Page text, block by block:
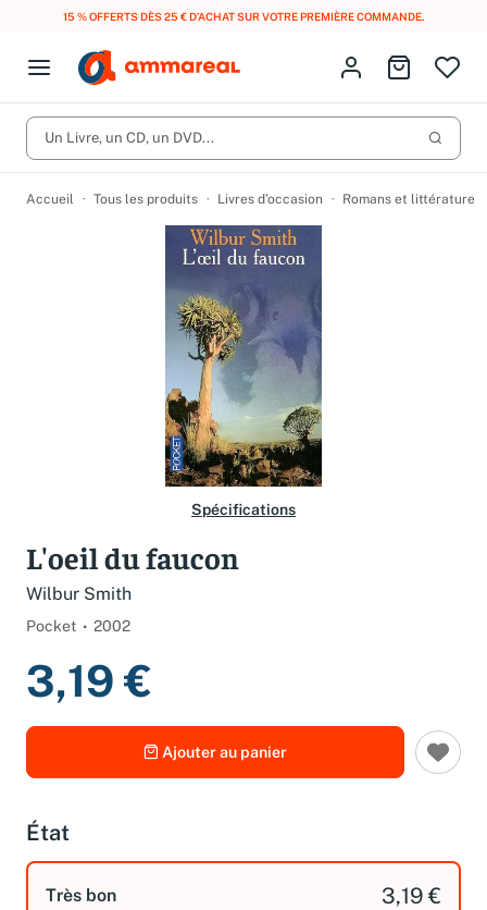
15 % OFFERTS DÈS 25 € D’ACHAT SUR VOTRE PREMIÈRE COMMANDE.
Open menu
Fermer le menu
CD d'occasion
DVD d'occasion
Nos engagements
Lancer
Vous n'avez pas trouvé l'article que vous cherchiez ?
Activez les notifications dans votre compte pour être alerté dès
qu'il est en stock.
Créer une alerte
Identifiez-vous
Aller au
Un Livre, un CD, un DVD...
Accueil Tous les produits Livres d’occasion Romans et littérature
Spécifications
L'oeil du faucon
Wilbur Smith
Pocket 2002
3,19 €
Ajouter au panier
État
Très bon 3,19 €